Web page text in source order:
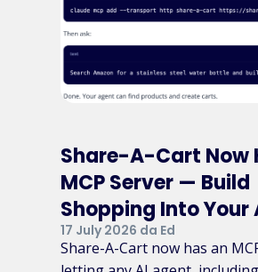
Share-A-Cart Now
MCP Server — Build
Shopping Into Your
17 July 2026 da Ed
Share-A-Cart now has an